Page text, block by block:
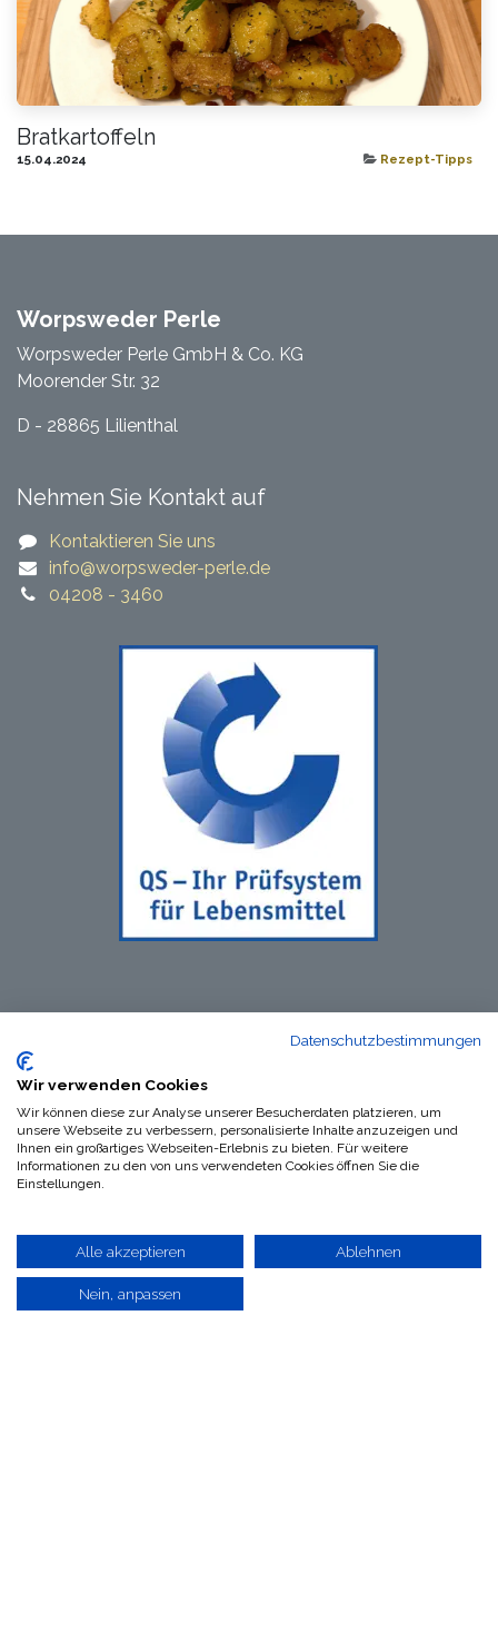
Bratkartoffeln
15.04.2024 Rezept-Tipps
Worpsweder Perle
Worpsweder Perle GmbH & Co. KG
Moorender Str. 32
D - 28865 Lilienthal
Nehmen Sie Kontakt auf
Kontaktieren Sie uns
​​info@worpsweder-perle.de​​
04208 - 3460
Datenschutzbestimmungen
Wir verwenden Cookies
Wir können diese zur Analyse unserer Besucherdaten platzieren, um
unsere Webseite zu verbessern, personalisierte Inhalte anzuzeigen und
Ihnen ein großartiges Webseiten-Erlebnis zu bieten. Für weitere
Informationen zu den von uns verwendeten Cookies öffnen Sie die
Einstellungen.
Alle akzeptieren Ablehnen
Nein, anpassen